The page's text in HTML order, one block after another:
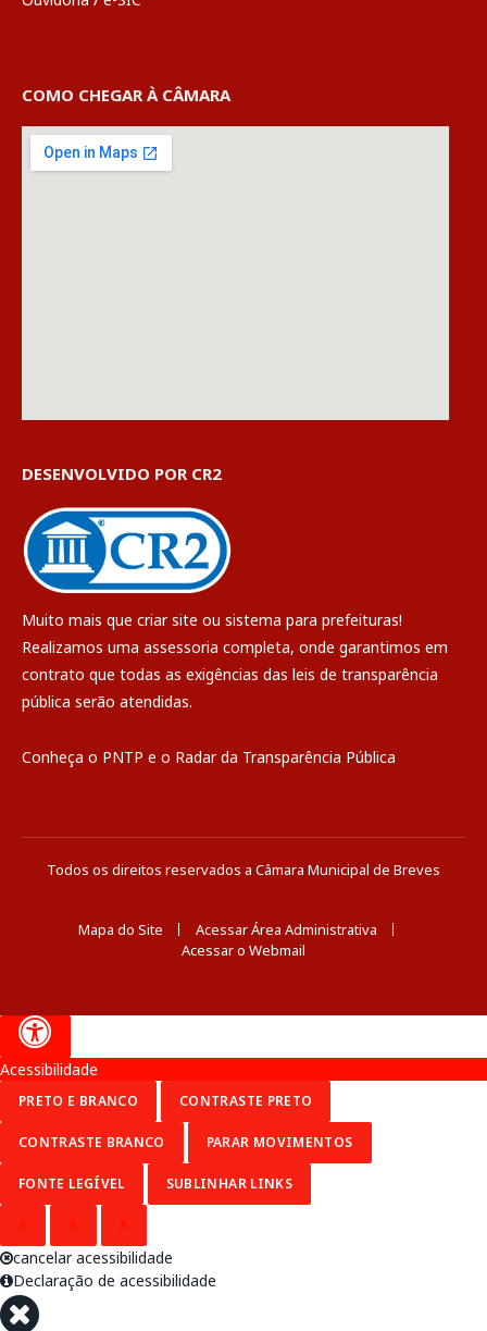
COMO CHEGAR À CÂMARA
DESENVOLVIDO POR CR2
Muito mais que criar site ou sistema para prefeituras!
Realizamos uma assessoria completa, onde garantimos em
contrato que todas as exigências das leis de transparência
pública serão atendidas.
Conheça o PNTP e o Radar da Transparência Pública
Todos os direitos reservados a Câmara Municipal de Breves
Mapa do Site
Acessar Área Administrativa
Acessar o Webmail
Acessibilidade
PRETO E BRANCO CONTRASTE PRETO
CONTRASTE BRANCO PARAR MOVIMENTOS
FONTE LEGÍVEL SUBLINHAR LINKS
cancelar acessibilidade
Declaração de acessibilidade